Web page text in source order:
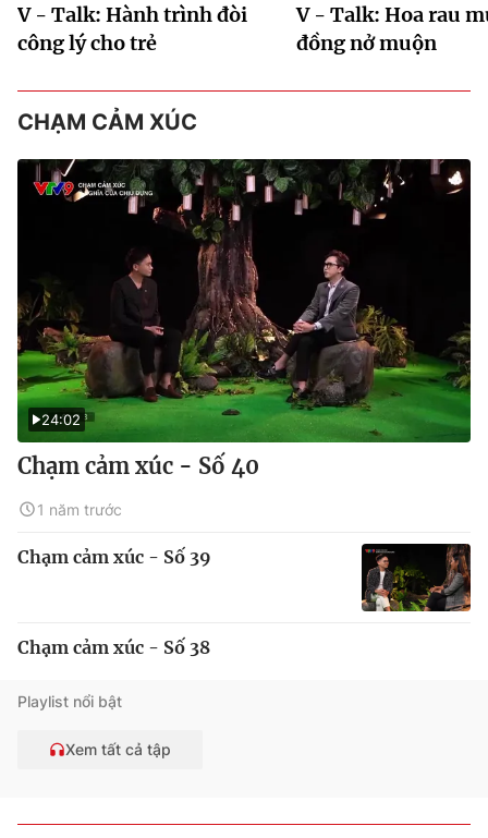
V - Talk: Hành trình đòi
công lý cho trẻ
V - Talk: Hoa rau
đồng nở muộn
CHẠM CẢM XÚC
24:02
Chạm cảm xúc - Số 40
1 năm trước
Chạm cảm xúc - Số 39
Chạm cảm xúc - Số 38
Playlist nổi bật
Xem tất cả tập